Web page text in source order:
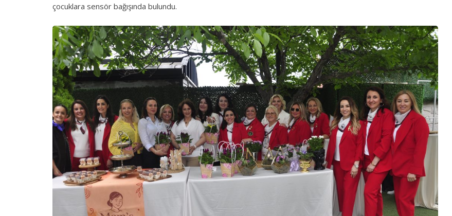
çocuklara sensör bağışında bulundu.